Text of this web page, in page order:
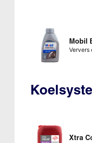
Mobil
Ververs
Xtra